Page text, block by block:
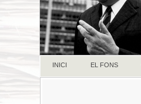
INICI EL FONS